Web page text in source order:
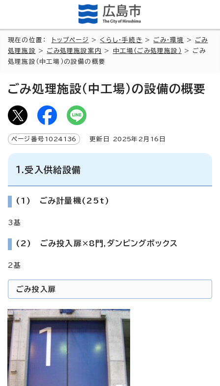
現在の位置： トップページ > くらし・手続き > ごみ・環境 > ごみ
処理施設
> ごみ処理施設案内 > 中工場（ごみ処理施設）
> ごみ
処理施設（中工場）の設備の概要
ごみ処理施設（中工場）の設備の概要
ページ番号 1024136 更新日 2025年2月 16 日
1.受入供給設備
(1) ごみ計量機(25t)
3基
(2) ごみ投入扉×8門,ダンピングボックス
2基
ごみ投入扉